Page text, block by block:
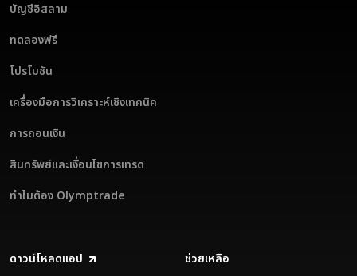
บัญชีอิสลาม
ทดลองฟรี
โปรโมชัน
เครื่องมือการวิเคราะห์เชิงเทคนิค
การถอนเงิน
สินทรัพย์และเงื่อนไขการเทรด
ทำไมต้อง Olymptrade
ดาวน์โหลดแอป
ช่วยเหลือ